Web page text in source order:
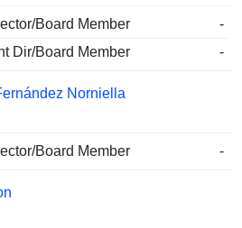
Board Member
-
Dir/Board Member
-
Norniella
Board Member -